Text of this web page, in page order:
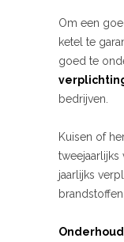
Om een
ketel te
goed te
bedrijven.
Kuisen of
jaarlijks